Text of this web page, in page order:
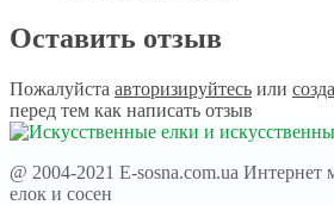
Оставить отзыв
Пожалуйста авторизируйтесь или
перед тем как написать отзыв
@ 2004-2021 E-sosna.com.ua Интернет
елок и сосен